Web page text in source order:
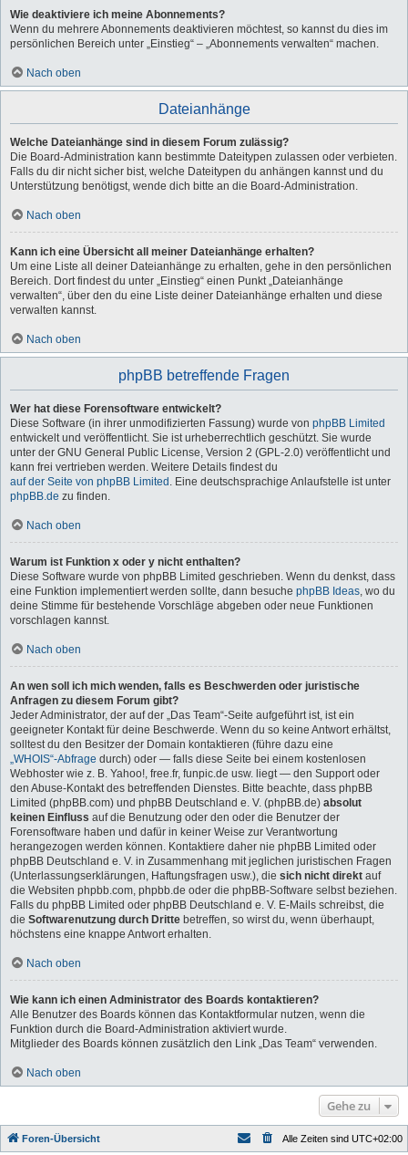
Wie deaktiviere ich meine Abonnements?
Wenn du mehrere Abonnements deaktivieren möchtest, so kannst du dies im
persönlichen Bereich unter „Einstieg“ – „Abonnements verwalten“ machen.
Nach oben
Dateianhänge
Welche Dateianhänge sind in diesem Forum zulässig?
Die Board-Administration kann bestimmte Dateitypen zulassen oder verbieten.
Falls du dir nicht sicher bist, welche Dateitypen du anhängen kannst und du
Unterstützung benötigst, wende dich bitte an die Board-Administration.
Nach oben
Kann ich eine Übersicht all meiner Dateianhänge erhalten?
Um eine Liste all deiner Dateianhänge zu erhalten, gehe in den persönlichen
Bereich. Dort findest du unter „Einstieg“ einen Punkt „Dateianhänge
verwalten“, über den du eine Liste deiner Dateianhänge erhalten und diese
verwalten kannst.
Nach oben
phpBB betreffende Fragen
Wer hat diese Forensoftware entwickelt?
Diese Software (in ihrer unmodifizierten Fassung) wurde von phpBB Limited
entwickelt und veröffentlicht. Sie ist urheberrechtlich geschützt. Sie wurde
unter der GNU General Public License, Version 2 (GPL-2.0) veröffentlicht und
kann frei vertrieben werden. Weitere Details findest du
auf der Seite von phpBB Limited . Eine deutschsprachige Anlaufstelle ist unter
phpBB.de zu finden.
Nach oben
Warum ist Funktion x oder y nicht enthalten?
Diese Software wurde von phpBB Limited geschrieben. Wenn du denkst, dass
eine Funktion implementiert werden sollte, dann besuche phpBB Ideas, wo du
deine Stimme für bestehende Vorschläge abgeben oder neue Funktionen
vorschlagen kannst.
Nach oben
An wen soll ich mich wenden, falls es Beschwerden oder juristische
Anfragen zu diesem Forum gibt?
Jeder Administrator, der auf der „Das Team“-Seite aufgeführt ist, ist ein
geeigneter Kontakt für deine Beschwerde. Wenn du so keine Antwort erhältst,
solltest du den Besitzer der Domain kontaktieren (führe dazu eine
„WHOIS“-Abfrage durch) oder — falls diese Seite bei einem kostenlosen
Webhoster wie z. B. Yahoo!, free.fr, funpic.de usw. liegt — den Support oder
den Abuse-Kontakt des betreffenden Dienstes. Bitte beachte, dass phpBB
Limited (phpBB.com) und phpBB Deutschland e. V. (phpBB.de) absolut
keinen Einfluss auf die Benutzung oder den oder die Benutzer der
Forensoftware haben und dafür in keiner Weise zur Verantwortung
herangezogen werden können. Kontaktiere daher nie phpBB Limited oder
phpBB Deutschland e. V. in Zusammenhang mit jeglichen juristischen Fragen
(Unterlassungserklärungen, Haftungsfragen usw.), die sich nicht direkt auf
die Websiten phpbb.com, phpbb.de oder die phpBB-Software selbst beziehen.
Falls du phpBB Limited oder phpBB Deutschland e. V. E-Mails schreibst, die
die Softwarenutzung durch Dritte betreffen, so wirst du, wenn überhaupt,
höchstens eine knappe Antwort erhalten.
Nach oben
Wie kann ich einen Administrator des Boards kontaktieren?
Alle Benutzer des Boards können das Kontaktformular nutzen, wenn die
Funktion durch die Board-Administration aktiviert wurde.
Mitglieder des Boards können zusätzlich den Link „Das Team“ verwenden.
Nach oben
Gehe zu
Foren-Übersicht Alle Zeiten sind UTC+02:00